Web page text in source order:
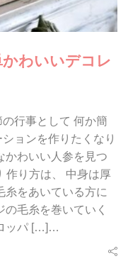
かわいいデコレ
行事として 何か簡
ョンを作りたくなり
かわいい人参を見つ
作り方は、 中身は厚
糸をあいている方に
毛糸を巻いていく
ッパ […]…